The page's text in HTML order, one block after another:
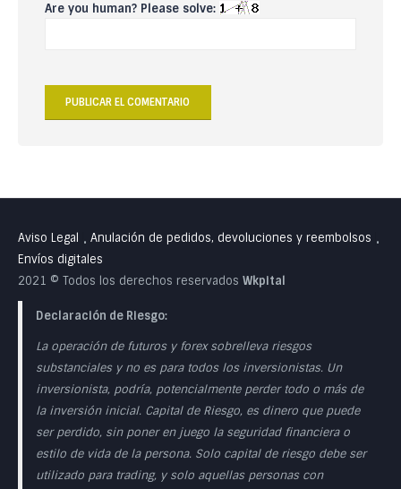
Are you human? Please solve:
Aviso Legal • Anulación de pedidos, devoluciones y reembolsos •
Envíos digitales
2021 © Todos los derechos reservados Wkpital
Declaración de Riesgo:
La operación de futuros y forex sobrelleva riesgos
substanciales y no es para todos los inversionistas. Un
inversionista, podría, potencialmente perder todo o más de
la inversión inicial. Capital de Riesgo, es dinero que puede
ser perdido, sin poner en juego la seguridad financiera o
estilo de vida de la persona. Solo capital de riesgo debe ser
utilizado para trading, y solo aquellas personas con